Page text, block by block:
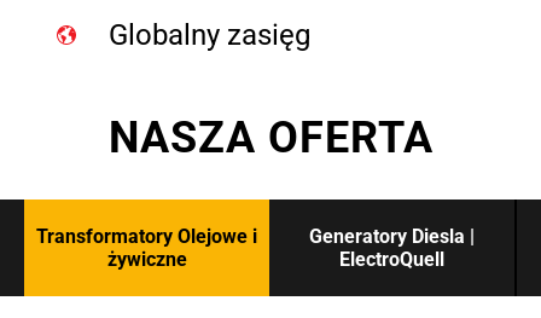
Globalny zasięg
NASZA OFERTA
Transformatory Olejowe i
żywiczne
Generatory Diesla |
ElectroQuell